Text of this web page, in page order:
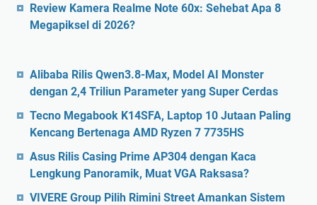
Review Kamera Realme Note 60x: Sehebat Apa 8
Megapiksel di 2026?
Alibaba Rilis Qwen3.8-Max, Model AI Monster
dengan 2,4 Triliun Parameter yang Super Cerdas
Tecno Megabook K14SFA, Laptop 10 Jutaan Paling
Kencang Bertenaga AMD Ryzen 7 7735HS
Asus Rilis Casing Prime AP304 dengan Kaca
Lengkung Panoramik, Muat VGA Raksasa?
VIVERE Group Pilih Rimini Street Amankan Sistem